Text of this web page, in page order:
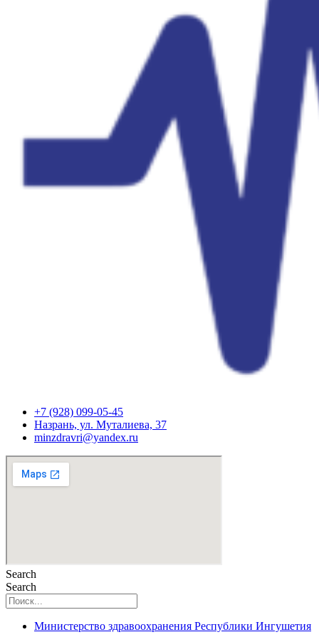
+7 (928) 099-05-45
Назрань, ул. Муталиева, 37
minzdravri@yandex.ru
Search
Search
Министерство здравоохранения Республики Ингушетия